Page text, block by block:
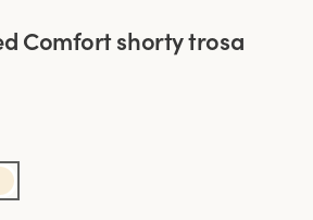
Comfort shorty trosa